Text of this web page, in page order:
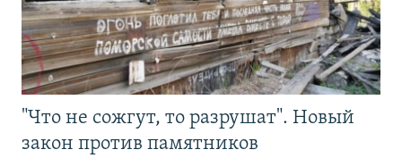
"Что не сожгут, то разрушат". Новый
закон против памятников